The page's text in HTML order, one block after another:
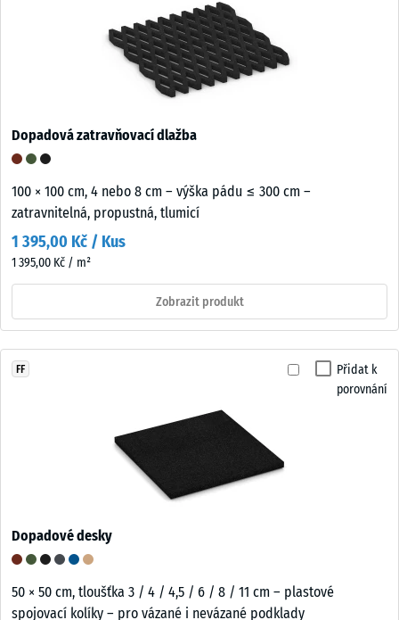
Dopadová zatravňovací dlažba
100 × 100 cm, 4 nebo 8 cm – výška pádu ≤ 300 cm –
zatravnitelná, propustná, tlumicí
1 395,00 Kč / Kus
1 395,00 Kč / m²
Zobrazit produkt
Přidat k
porovnání
FF
Dopadové desky
50 × 50 cm, tloušťka 3 / 4 / 4,5 / 6 / 8 / 11 cm – plastové
spojovací kolíky – pro vázané i nevázané podklady